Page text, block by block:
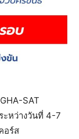
SAT
ะหว่างวันที่ 4-7
อร์ส